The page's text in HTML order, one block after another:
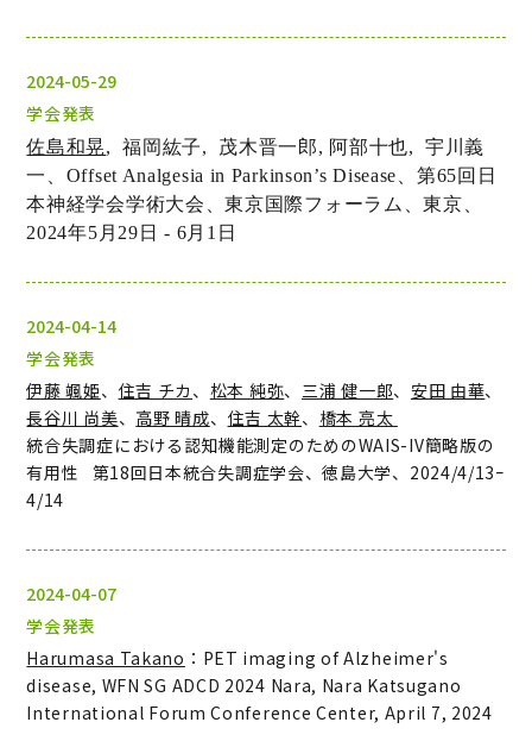
2024-05-29
学会発表
佐島和晃,福岡紘子, 茂木晋一郎, 阿部十也,宇川義
一、 Offset Analgesia in Parkinson’s Disease 第65回日
本神経学会学術大会、東京国際フォーラム、東京、
2024年5 月29 日 - 6月1 日
2024-04-14
学会発表
伊藤 颯姫、 住吉 チカ 、 松本 純弥、 三浦 健一郎、 安田 由華、
長谷川 尚美、 高野 晴成、 住吉 太幹、 橋本 亮太
統合失調症における認知機能測定のためのWAIS-IV簡略版の
有用性 第18回日本統合失調症学会、徳島大学、2024/4/13ｰ
4/14
2024-04-07
学会発表
Harumasa Takano ：PET imaging of Alzheimer's
disease, WFN SG ADCD 2024 Nara, Nara Katsugano
International Forum Conference Center, April 7, 2024